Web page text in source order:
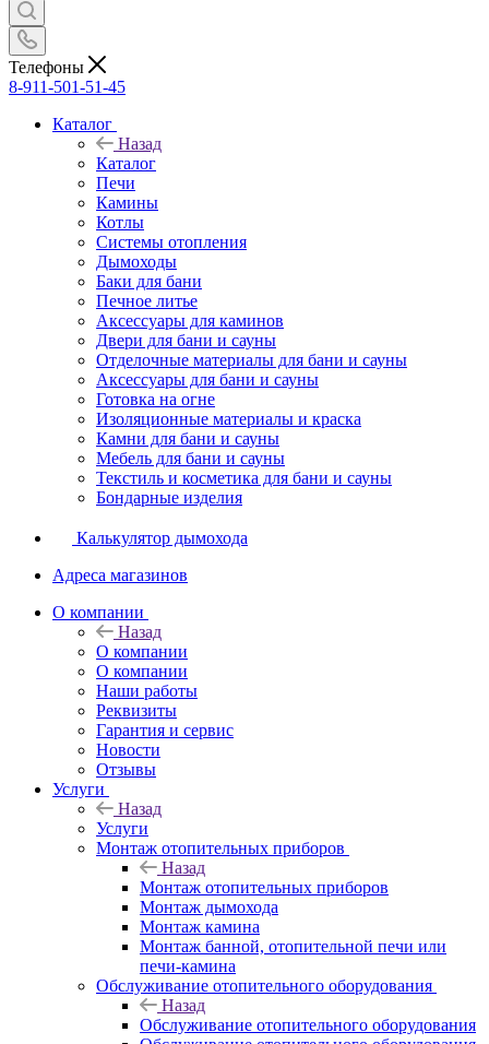
Телефоны
8-911-501-51-45
Каталог
Назад
Каталог
Печи
Камины
Котлы
Системы отопления
Дымоходы
Баки для бани
Печное литье
Аксессуары для каминов
Двери для бани и сауны
Отделочные материалы для бани и сауны
Аксессуары для бани и сауны
Готовка на огне
Изоляционные материалы и краска
Камни для бани и сауны
Мебель для бани и сауны
Текстиль и косметика для бани и сауны
Бондарные изделия
Калькулятор дымохода
Адреса магазинов
O компании
Назад
O компании
О компании
Наши работы
Реквизиты
Гарантия и сервис
Новости
Отзывы
Услуги
Назад
Услуги
Монтаж отопительных приборов
Назад
Монтаж отопительных приборов
Монтаж дымохода
Монтаж камина
Монтаж банной, отопительной печи или
печи-камина
Обслуживание отопительного оборудования
Назад
Обслуживание отопительного оборудования